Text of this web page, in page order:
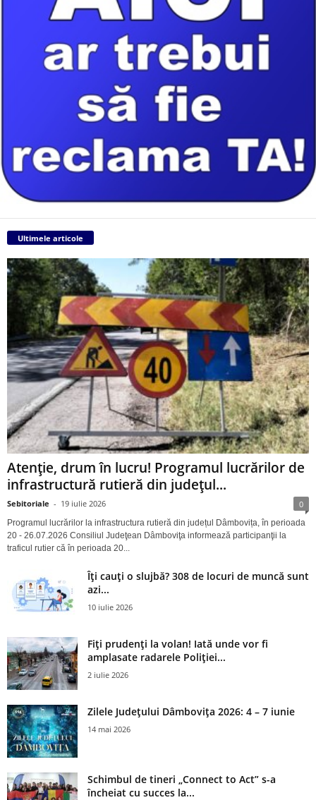
Ultimele articole
Atenție, drum în lucru! Programul lucrărilor de
infrastructură rutieră din județul...
Sebitoriale - 19 iulie 2026 0
Programul lucrărilor la infrastructura rutieră din județul Dâmbovița, în perioada
20 - 26.07.2026 Consiliul Judeţean Dâmboviţa informează participanţii la
traficul rutier că în perioada 20...
Îți cauți o slujbă? 308 de locuri de muncă sunt
azi...
10 iulie 2026
Fiți prudenți la volan! Iată unde vor fi
amplasate radarele Poliției...
2 iulie 2026
Zilele Județului Dâmbovița 2026: 4 – 7 iunie
14 mai 2026
Schimbul de tineri „Connect to Act” s-a
încheiat cu succes la...